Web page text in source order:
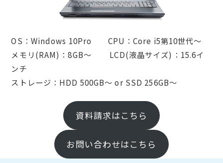
OS：Windows 10Pro CPU：Core i5第10世代～
メモリ(RAM)：8GB～ LCD(液晶サイズ)：15.6イ
ンチ
ストレージ：HDD 500GB～ or SSD 256GB～
資料請求はこちら
お問い合わせはこちら